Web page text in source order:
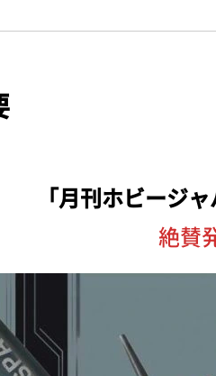
「月刊ホビージ
絶賛